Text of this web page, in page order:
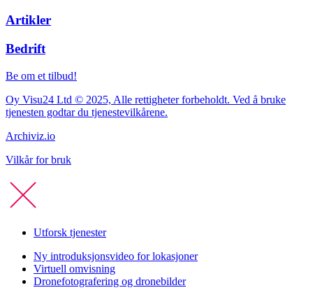
Artikler
Bedrift
Be om et tilbud!
Oy Visu24 Ltd © 2025, Alle rettigheter forbeholdt. Ved å bruke
tjenesten godtar du tjenestevilkårene.
Archiviz.io
Vilkår for bruk
Utforsk tjenester
Ny introduksjonsvideo for lokasjoner
Virtuell omvisning
Dronefotografering og dronebilder